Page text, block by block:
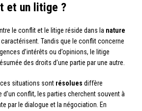
et un litige ?
le conflit et le litige réside dans la nature
Tandis que le conflit concerne
d’intérêts ou d’opinions, le litige
des droits d’une partie par une autre.
situations sont résolues diffère
d’un conflit, les parties cherchent souvent à
par le dialogue et la négociation. En